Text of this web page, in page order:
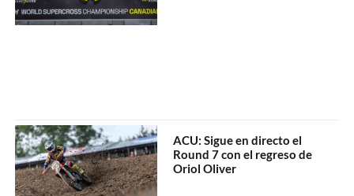
ACU: Sigue en directo el
Round 7 con el regreso de
Oriol Oliver